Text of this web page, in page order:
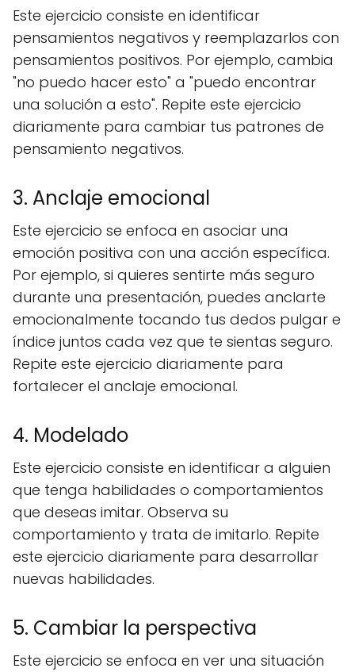
Este ejercicio consiste en identificar
pensamientos negativos y reemplazarlos con
pensamientos positivos. Por ejemplo, cambia
"no puedo hacer esto" a "puedo encontrar
una solución a esto". Repite este ejercicio
diariamente para cambiar tus patrones de
pensamiento negativos.
3. Anclaje emocional
Este ejercicio se enfoca en asociar una
emoción positiva con una acción específica.
Por ejemplo, si quieres sentirte más seguro
durante una presentación, puedes anclarte
emocionalmente tocando tus dedos pulgar e
índice juntos cada vez que te sientas seguro.
Repite este ejercicio diariamente para
fortalecer el anclaje emocional.
4. Modelado
Este ejercicio consiste en identificar a alguien
que tenga habilidades o comportamientos
que deseas imitar. Observa su
comportamiento y trata de imitarlo. Repite
este ejercicio diariamente para desarrollar
nuevas habilidades.
5. Cambiar la perspectiva
Este ejercicio se enfoca en ver una situación